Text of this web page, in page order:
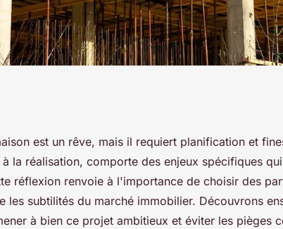
la
maison
est un rêve, mais il requiert planification et
la réalisation, comporte des enjeux spécifiques
réflexion renvoie à l'importance de choisir des
les subtilités du marché immobilier. Découvrons
à bien ce projet ambitieux et éviter les pièges